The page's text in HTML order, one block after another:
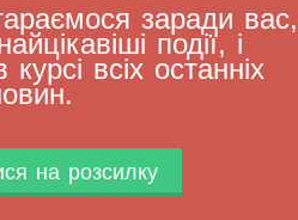
заради вас,
події, і
всіх останніх
на розсилку